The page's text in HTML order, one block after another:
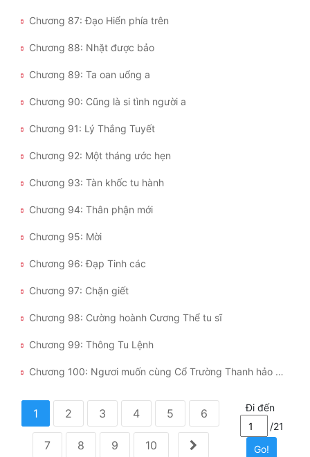
Chương 87: Đạo Hiển phía trên
Chương 88: Nhặt được bảo
Chương 89: Ta oan uổng a
Chương 90: Cũng là si tình người a
Chương 91: Lý Thắng Tuyết
Chương 92: Một tháng ước hẹn
Chương 93: Tàn khốc tu hành
Chương 94: Thân phận mới
Chương 95: Mời
Chương 96: Đạp Tinh các
Chương 97: Chặn giết
Chương 98: Cường hoành Cương Thể tu sĩ
Chương 99: Thông Tu Lệnh
Chương 100: Ngươi muốn cùng Cổ Trường Thanh hảo hảo ở chung
1 2 3 4 5 6
7 8 9 10
Đi đến
/21
Go!